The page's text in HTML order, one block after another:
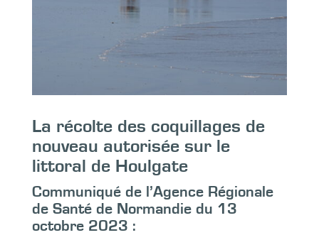
La récolte des coquillages de
nouveau autorisée sur le
littoral de Houlgate
Communiqué de l’Agence Régionale
de Santé de Normandie du 13
octobre 2023 :